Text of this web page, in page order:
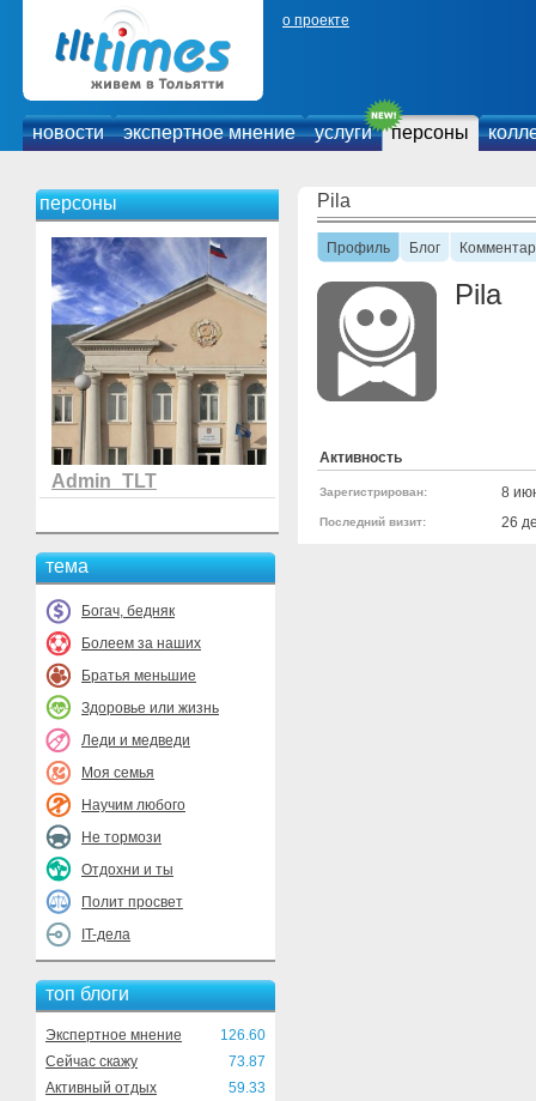
о проекте
новости экспертное мнение услуги персоны
персоны
Admin_TLT
тема
Богач, бедняк
Болеем за наших
Братья меньшие
Здоровье или жизнь
Леди и медведи
Моя семья
Научим любого
Не тормози
Отдохни и ты
Полит просвет
IT-дела
топ блоги
Экспертное мнение
126.60
Сейчас скажу
73.87
Активный отдых
59.33
Pila
Профиль Блог
Pila
Активность
Зарегистрирован: 8
Последний визит: 26